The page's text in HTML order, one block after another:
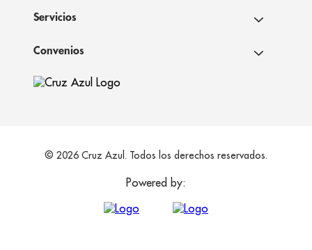
Servicios
Convenios
© 2026 Cruz Azul. Todos los derechos reservados.
Powered by: